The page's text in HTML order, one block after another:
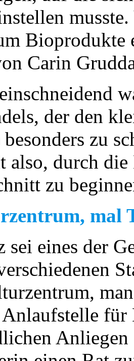
Bioprodukte
Carin
der den
zu
also, durch die
zu
mal
sei eines der
für
Anliegen